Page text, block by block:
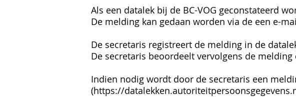
Als een datalek bij de BC-VOG geconstateerd
De melding kan gedaan worden via de een e-
De secretaris registreert de melding in de
De secretaris beoordeelt vervolgens de
Indien nodig wordt door de secretaris een
(https://